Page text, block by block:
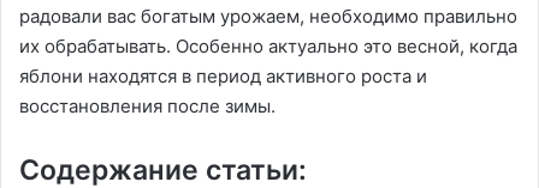
радовали вас богатым урожаем, необходимо правильно
их обрабатывать. Особенно актуально это весной, когда
яблони находятся в период активного роста и
восстановления после зимы.
Содержание статьи: